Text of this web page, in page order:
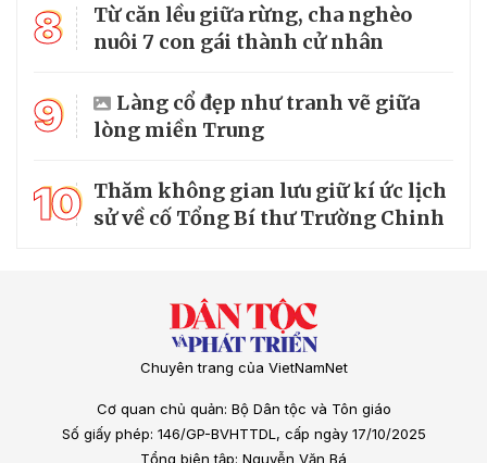
8
Từ căn lều giữa rừng, cha nghèo
nuôi 7 con gái thành cử nhân
9
Làng cổ đẹp như tranh vẽ giữa
lòng miền Trung
10 Thăm không gian lưu giữ kí ức lịch
sử về cố Tổng Bí thư Trường Chinh
Chuyên trang của VietNamNet
Cơ quan chủ quản: Bộ Dân tộc và Tôn giáo
Số giấy phép: 146/GP-BVHTTDL, cấp ngày 17/10/2025
Tổng biên tập: Nguyễn Văn Bá